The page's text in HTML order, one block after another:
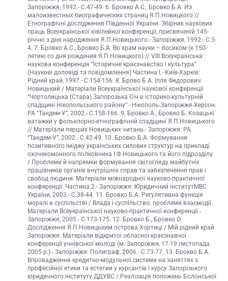
Запоріжжя, 1992.- С.47-49. 6. Бровко А.С., Бровко Б.А. Из
малоизвестных биографических страниц Я.П.Новицкого //
Етнографічні дослідження Південної України. Збірник наукових
праць Всеукраїнської ювілейної конференції, присвяченій 145-
річчю з дня народження Я.П.Новицького.- Запоріжжя, 1992.- С.3-
4. 7. Бровко А.С., Бровко Б.А. Во храм науки – босиком (к 150-
летию со дня рождения Я.П.Новицкого) // VIII Всеукраїнська
наукова конференція “Історичне краєзнавство і культура”
(Наукові доповіді та повідомлення) Частина І.- Київ-Харків:
Рідний край, 1997.- С.154-156. 8. Брово Б.А. Ілля Федорович
Новицький / Матеріали Всеукраїнської наукової конференції
“Чортолицька (Стара) Запорозька Січ в історико-культурній
спадщині Нікопольського району”.- Нікополь-Запоріжжя-Херсон:
РА “Тандем-У”, 2002.- С.158-166. 9. Бровко А., Бровко Б. Козацькі
ватажки у фольклорно-етнографічній спадщині Я.П.Новицького
// Матеріали перших Новицьких читань.- Запоріжжя: РА
“Тандем-У”, 2002.- С.42-49. 10. Бровко Б.А. Формування
позитивного іміджу українських силових структур на прикладі
охочекомонного полковника І.Ф.Новицького та його підрозділу
/ Проблеми й напрямки формування світогляду майбутніх
працівників органів внутрішніх справ та забезпечення прав і
свобод людини. Матеріали міжнародної науково-практичної
конференції. Частина 2.- Запоріжжя: Юридичний інститутМВС
України, 2003.- С.38-44. 11. Бровко Б.А. Регулятивна функція
моралі в суспільстві / Влада і суспільство: проблеми взаємодії.
Матеріали Всеукраїнської науково-практичної конференції.-
Запоріжжя, 2005.- С.173-175. 12. Бровко Б., Бровко О.
Дослідження Я.П.Новицьким острова Хортиці / Мій рідний край
Запоріжжя. Матеріали відкритої обласної краєзнавчої
конференції учнівської молоді (м. Запоріжжя, 17-19 листопада
2005 р.).- Запоріжжя: Полиграф, 2006.- С.73-77. 13. Брокво Б.А.
Впровадження кредитно-модульної системи на заняттях з
професійної етики та естетии у курсантів І курсу Запорізького
юридичного інституту ДДУВС / Реалізація положень Болонської